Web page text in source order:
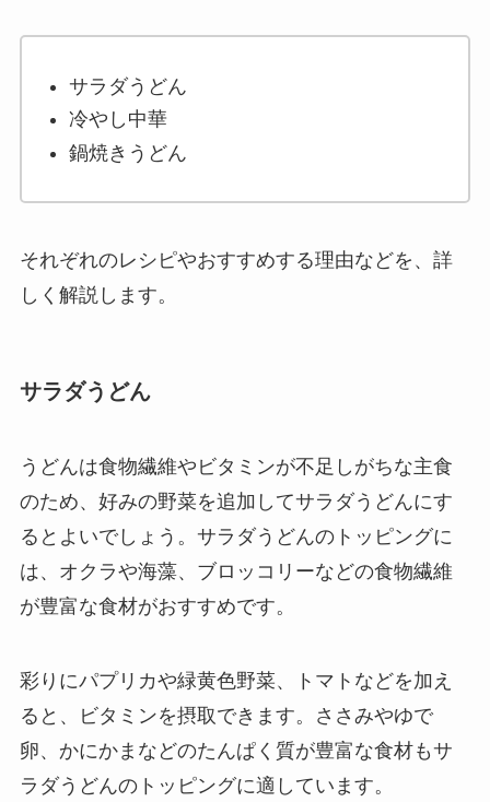
サラダうどん
冷やし中華
鍋焼きうどん
それぞれのレシピやおすすめする理由などを、詳
しく解説します。
サラダうどん
うどんは食物繊維やビタミンが不足しがちな主食
のため、好みの野菜を追加してサラダうどんにす
るとよいでしょう。サラダうどんのトッピングに
は、オクラや海藻、ブロッコリーなどの食物繊維
が豊富な食材がおすすめです。
彩りにパプリカや緑黄色野菜、トマトなどを加え
ると、ビタミンを摂取できます。ささみやゆで
卵、かにかまなどのたんぱく質が豊富な食材もサ
ラダうどんのトッピングに適しています。